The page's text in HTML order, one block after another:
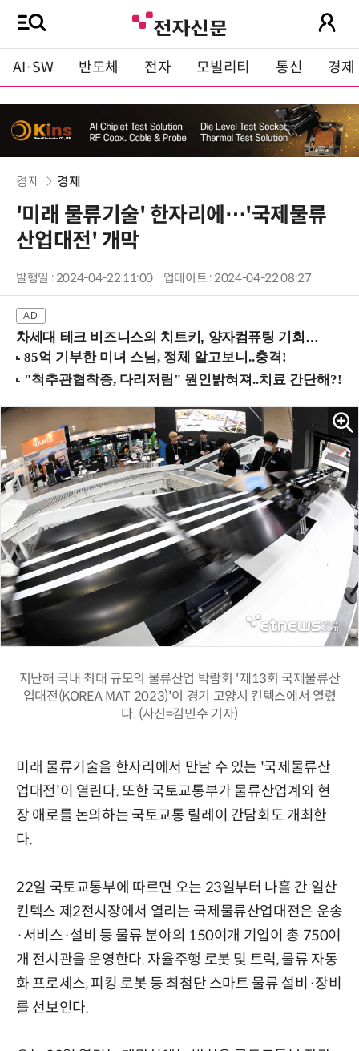
AI·SW 반도체 전자 모빌리티 통신 경제
경제 경제
'미래 물류기술' 한자리에…'국제물류
산업대전' 개막
발행일 : 2024-04-22 11:00 업데이트 : 2024-04-22 08:27
차세대 테크 비즈니스의 치트키, 양자컴퓨팅 기회를 선점하라! (8/28 강남역)
지난해 국내 최대 규모의 물류산업 박람회 '제13회 국제물류산
업대전(KOREA MAT 2023)'이 경기 고양시 킨텍스에서 열렸
다. (사진=김민수 기자)
미래 물류기술을 한자리에서 만날 수 있는 '국제물류산
업대전'이 열린다. 또한 국토교통부가 물류산업계와 현
장 애로를 논의하는 국토교통 릴레이 간담회도 개최한
다.
22일 국토교통부에 따르면 오는 23일부터 나흘 간 일산
킨텍스 제2전시장에서 열리는 국제물류산업대전은 운송
·서비스·설비 등 물류 분야의 150여개 기업이 총 750여
개 전시관을 운영한다. 자율주행 로봇 및 트럭, 물류 자동
화 프로세스, 피킹 로봇 등 최첨단 스마트 물류 설비·장비
를 선보인다.